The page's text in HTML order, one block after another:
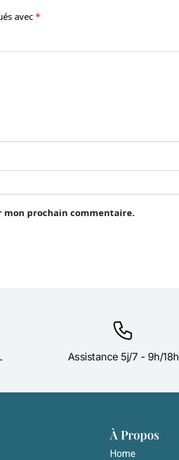
avec *
mon prochain commentaire.
Assistance 5j/7 - 9h/18h
À Propos
Home